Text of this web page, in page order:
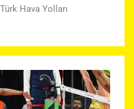
Türk Hava Yolları